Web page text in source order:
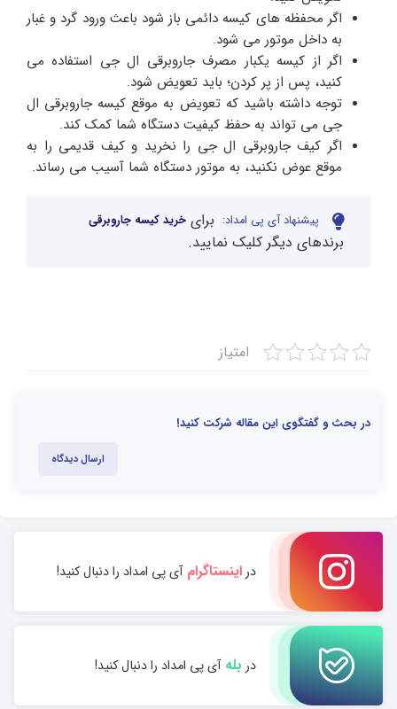
اگر محفظه های کیسه دائمی باز شود باعث ورود گرد و غبار
به داخل موتور می شود.
اگر از کیسه یکبار مصرف جاروبرقی ال جی استفاده می
کنید، پس از پر کردن؛ باید تعویض شود.
توجه داشته باشید که تعویض به موقع کیسه جاروبرقی ال
جی می تواند به حفظ کیفیت دستگاه شما کمک کند.
اگر کیف جاروبرقی ال جی را نخرید و کیف قدیمی را به
موقع عوض نکنید، به موتور دستگاه شما آسیب می رساند.
پیشنهاد آی پی امداد: برای خرید کیسه جاروبرقی
برندهای دیگر کلیک نمایید.
امتیاز
در بحث و گفتگوی این مقاله شرکت کنید!
ارسال دیدگاه
دراینستاگرامآی پی امداد را دنبال کنید!
در بلهآی پی امداد را دنبال کنید!